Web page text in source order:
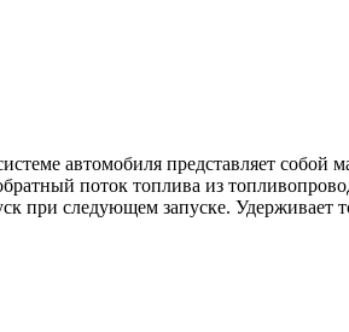
автомобиля представляет собой
поток топлива из
при следующем запуске.